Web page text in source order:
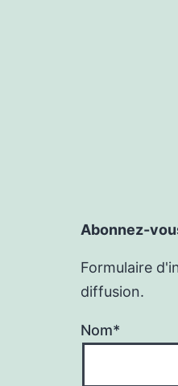
Abonnez-
Formulaire
diffusion.
Nom*